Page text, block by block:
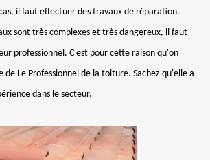
il faut effectuer des travaux de réparation.
sont très complexes et très dangereux, il faut
professionnel. C'est pour cette raison qu'on
de Le Professionnel de la toiture. Sachez qu'elle a
dans le secteur.